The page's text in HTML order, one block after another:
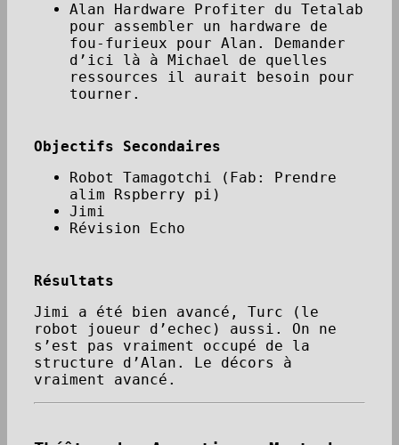
Alan Hardware Profiter du Tetalab
pour assembler un hardware de
fou-furieux pour Alan. Demander
d’ici là à Michael de quelles
ressources il aurait besoin pour
tourner.
Objectifs Secondaires
Robot Tamagotchi (Fab: Prendre
alim Rspberry pi)
Jimi
Révision Echo
Résultats
Jimi a été bien avancé, Turc (le
robot joueur d’echec) aussi. On ne
s’est pas vraiment occupé de la
structure d’Alan. Le décors à
vraiment avancé.